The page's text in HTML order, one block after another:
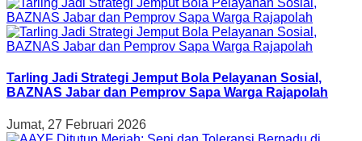
Tarling Jadi Strategi Jemput Bola Pelayanan Sosial,
BAZNAS Jabar dan Pemprov Sapa Warga Rajapolah
Jumat, 27 Februari 2026